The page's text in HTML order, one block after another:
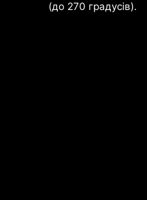
(до 270 градусів).